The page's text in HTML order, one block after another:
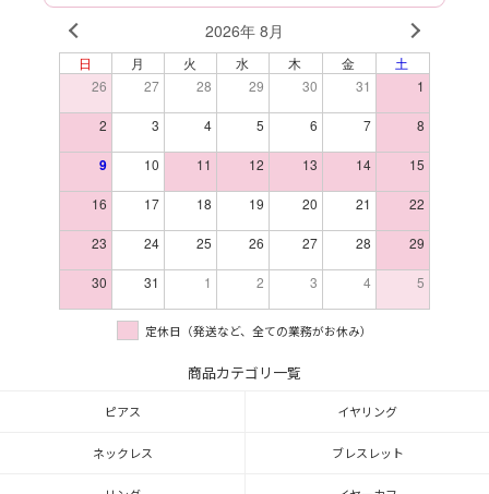
PREV 2026年 8月 NEXT
日 月 火 水 木 金
土
26
27 28 29 30 31 1
2 3 4 5 6 7 8
9 10 11 12 13 14 15
16 17 18 19 20 21 22
23 24 25 26 27 28 29
30 31 1 2 3 4 5
定休日（発送など、全ての業務がお休み）
商品カテゴリ一覧
ピアス イヤリング
ネックレス ブレスレット